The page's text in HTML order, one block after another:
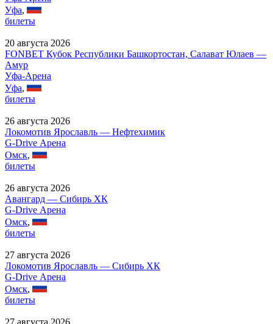
Уфа,
билеты
20 августа 2026
FONBET Кубок Республики Башкортостан, Салават Юлаев —
Амур
Уфа-Арена
Уфа,
билеты
26 августа 2026
Локомотив Ярославль — Нефтехимик
G-Drive Арена
Омск,
билеты
26 августа 2026
Авангард — Сибирь ХК
G-Drive Арена
Омск,
билеты
27 августа 2026
Локомотив Ярославль — Сибирь ХК
G-Drive Арена
Омск,
билеты
27 августа 2026